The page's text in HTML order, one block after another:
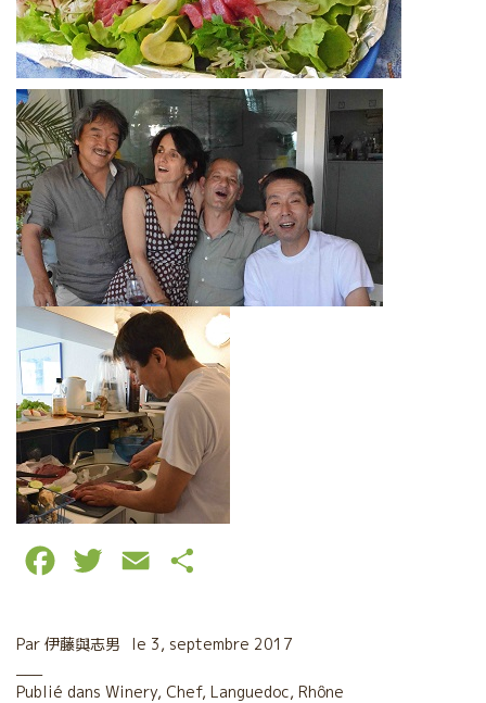
c
i
a
r
Par 伊藤與志男 le 3, septembre 2017
Publié dans Winery, Chef, Languedoc, Rhône